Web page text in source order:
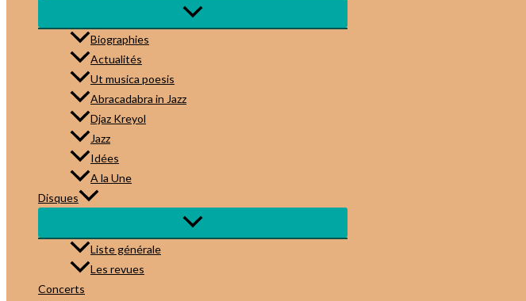
Biographies
Actualités
Ut musica poesis
Abracadabra in Jazz
Djaz Kreyol
Jazz
Idées
A la Une
Disques
Liste générale
Les revues
Concerts